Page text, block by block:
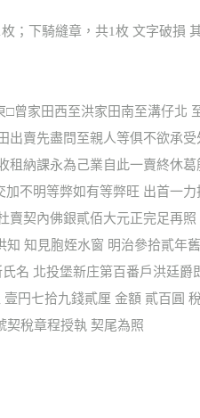
；下騎縫章，共1枚 文字破損
曾家田西至洪家田南至溝仔北
賣先盡問至親人等俱不欲承
納課永為己業自此一賣終休
不明等弊如有等弊旺 出首一
契內佛銀貳佰大元正完足再
知見胞姪水窗 明治參拾貳年
名 北投堡新庄第百番戶洪廷爵
円七拾九錢貳厘 金額 貳百圓
契稅章程授執 契尾為照